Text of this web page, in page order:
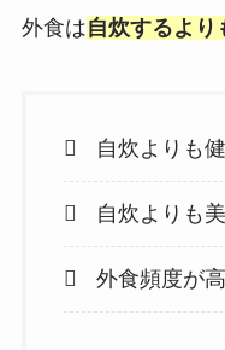
外食は自炊するより
自炊よりも
自炊よりも
外食頻度が